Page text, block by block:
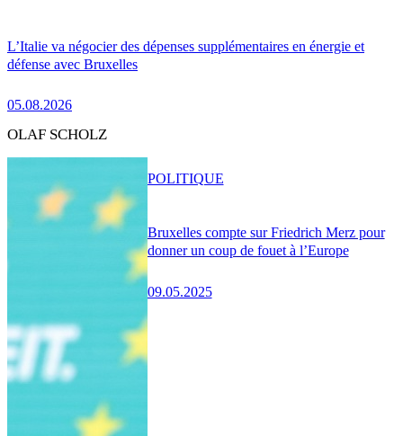
L’Italie va négocier des dépenses supplémentaires en énergie et
défense avec Bruxelles
05.08.2026
OLAF SCHOLZ
Bruxelles compte sur Friedrich Merz pour
donner un coup de fouet à l’Europe
09.05.2025
POLITIQUE